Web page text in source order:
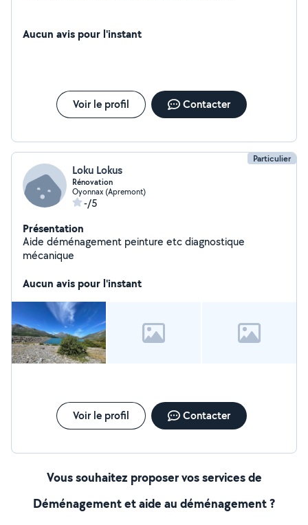
Aucun avis pour l'instant
Voir le profil Contacter
Particulier
Loku Lokus
Rénovation
Oyonnax (Apremont)
-/5
Présentation
Aide déménagement peinture etc diagnostique
mécanique
Aucun avis pour l'instant
Voir le profil Contacter
Vous souhaitez proposer vos services de
Déménagement et aide au déménagement ?